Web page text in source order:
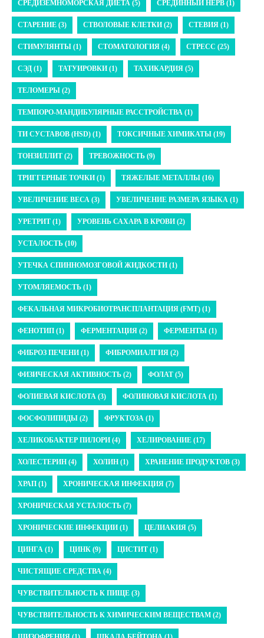
СРЕДИЗЕМНОМОРСКАЯ ДИЕТА (5) СРЕДИННЫЙ НЕРВ (1)
СТАРЕНИЕ (3) СТВОЛОВЫЕ КЛЕТКИ (2) СТЕВИЯ (1)
СТИМУЛЯНТЫ (1) СТОМАТОЛОГИЯ (4) СТРЕСС (25)
СЭД (1) ТАТУИРОВКИ (1) ТАХИКАРДИЯ (5)
ТЕЛОМЕРЫ (2)
ТЕМПОРО-МАНДИБУЛЯРНЫЕ РАССТРОЙСТВА (1)
ТИ СУСТАВОВ (HSD) (1) ТОКСИЧНЫЕ ХИМИКАТЫ (19)
ТОНЗИЛЛИТ (2) ТРЕВОЖНОСТЬ (9)
ТРИГГЕРНЫЕ ТОЧКИ (1) ТЯЖЕЛЫЕ МЕТАЛЛЫ (16)
УВЕЛИЧЕНИЕ ВЕСА (3) УВЕЛИЧЕНИЕ РАЗМЕРА ЯЗЫКА (1)
УРЕТРИТ (1) УРОВЕНЬ САХАРА В КРОВИ (2)
УСТАЛОСТЬ (10)
УТЕЧКА СПИННОМОЗГОВОЙ ЖИДКОСТИ (1)
УТОМЛЯЕМОСТЬ (1)
ФЕКАЛЬНАЯ МИКРОБИОТРАНСПЛАНТАЦИЯ (FMT) (1)
ФЕНОТИП (1) ФЕРМЕНТАЦИЯ (2) ФЕРМЕНТЫ (1)
ФИБРОЗ ПЕЧЕНИ (1) ФИБРОМИАЛГИЯ (2)
ФИЗИЧЕСКАЯ АКТИВНОСТЬ (2) ФОЛАТ (5)
ФОЛИЕВАЯ КИСЛОТА (3) ФОЛИНОВАЯ КИСЛОТА (1)
ФОСФОЛИПИДЫ (2) ФРУКТОЗА (1)
ХЕЛИКОБАКТЕР ПИЛОРИ (4) ХЕЛИРОВАНИЕ (17)
ХОЛЕСТЕРИН (4) ХОЛИН (1) ХРАНЕНИЕ ПРОДУКТОВ (3)
ХРАП (1) ХРОНИЧЕСКАЯ ИНФЕКЦИЯ (7)
ХРОНИЧЕСКАЯ УСТАЛОСТЬ (7)
ХРОНИЧЕСКИЕ ИНФЕКЦИИ (1) ЦЕЛИАКИЯ (5)
ЦИНГА (1) ЦИНК (9) ЦИСТИТ (1)
ЧИСТЯЩИЕ СРЕДСТВА (4)
ЧУВСТВИТЕЛЬНОСТЬ К ПИЩЕ (3)
ЧУВСТВИТЕЛЬНОСТЬ К ХИМИЧЕСКИМ ВЕЩЕСТВАМ (2)